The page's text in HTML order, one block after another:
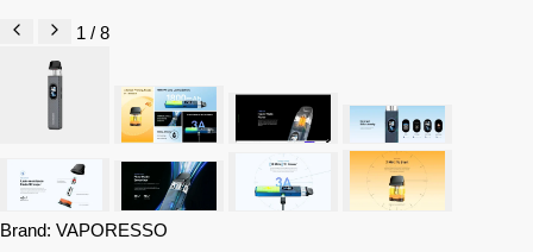
1 / 8
Brand: VAPORESSO